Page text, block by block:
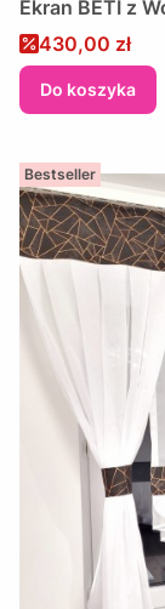
Ekran BETI z
Cena
430,00 zł
Do koszyka
Bestseller